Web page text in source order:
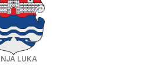
LUKA